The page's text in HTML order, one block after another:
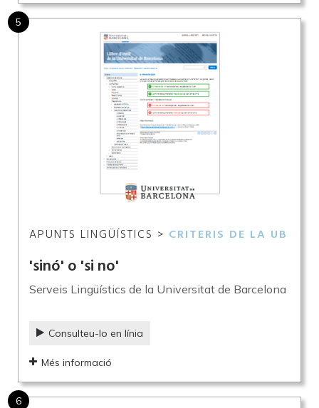
5
APUNTS LINGÜÍSTICS > CRITERIS DE LA UB
'sinó' o 'si no'
Serveis Lingüístics de la Universitat de Barcelona
Consulteu-lo en línia
Més informació
6